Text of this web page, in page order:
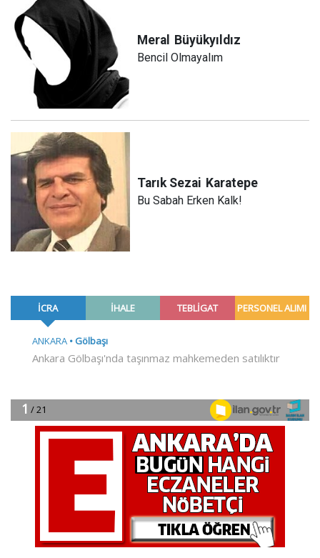
Meral Büyükyıldız
Bencil Olmayalım
Tarık Sezai Karatepe
Bu Sabah Erken Kalk!